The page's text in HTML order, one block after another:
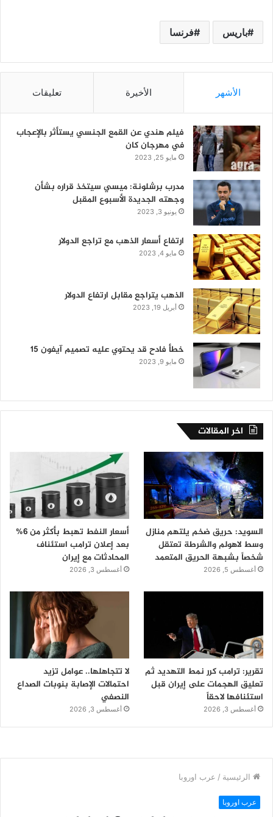
باريس فرنسا
الأشهر الأخيرة تعليقات
فيلم هندي عن القمع الجنسي يستأثر بالإعجاب
في مهرجان كان
مايو 25, 2023
مدرب برشلونة: ميسي سيتخذ قراره بشأن
وجهته الجديدة الأسبوع المقبل
يونيو 3, 2023
ارتفاع أسعار الذهب مع تراجع الدولار
مايو 4, 2023
الذهب يتراجع مقابل ارتفاع الدولار
أبريل 19, 2023
خطأ فادح قد يحتوي عليه تصميم آيفون 15
مايو 9, 2023
اخر المقالات
السويد: حريق ضخم يلتهم منازل
وسط لاهولم والشرطة تعتقل
شخصاً بشبهة الحريق المتعمد
أغسطس 5, 2026
أسعار النفط تهبط بأكثر من 6%
بعد إعلان ترامب استئناف
المحادثات مع إيران
أغسطس 3, 2026
تقرير: ترامب كرر نمط التهديد ثم
تعليق الهجمات على إيران قبل
استئنافها لاحقاً
أغسطس 3, 2026
لا تتجاهلها.. عوامل تزيد
احتمالات الإصابة بنوبات الصداع
النصفي
أغسطس 3, 2026